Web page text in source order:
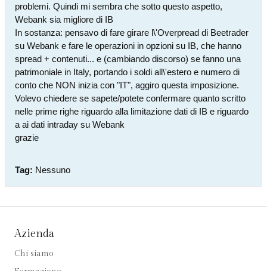
problemi. Quindi mi sembra che sotto questo aspetto,
Webank sia migliore di IB
In sostanza: pensavo di fare girare l\'Overpread di Beetrader
su Webank e fare le operazioni in opzioni su IB, che hanno
spread + contenuti... e (cambiando discorso) se fanno una
patrimoniale in Italy, portando i soldi all\'estero e numero di
conto che NON inizia con "IT", aggiro questa imposizione.
Volevo chiedere se sapete/potete confermare quanto scritto
nelle prime righe riguardo alla limitazione dati di IB e riguardo
a ai dati intraday su Webank
grazie
Tag: Nessuno
Azienda
Chi siamo